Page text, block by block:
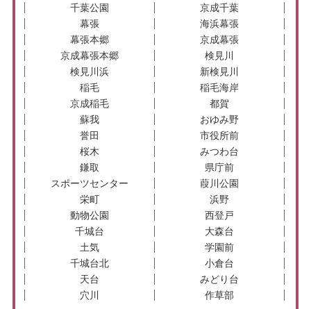
千葉公園
京成千葉
幕張
海浜幕張
幕張本郷
京成幕張
京成幕張本郷
検見川
検見川浜
新検見川
稲毛
稲毛海岸
京成稲毛
都賀
蘇我
おゆみ野
誉田
市役所前
桜木
みつわ台
鎌取
県庁前
スポーツセンター
葭川公園
栄町
浜野
動物公園
西登戸
千城台
大森台
土気
学園前
千城台北
小倉台
天台
みどり台
穴川
作草部